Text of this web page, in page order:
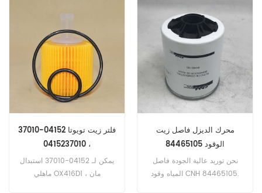
Donaldson P550162. الجزء
رقم: 129150-35152 ،
12915035152 اسم القطع: فلتر
الزيت العلامة التجارية: يانمار
دونالدسون P550460. رقم
الجزء: 33661 اسم القطع: فلتر
الوقود العلامة التجارية: WIX
فلتر زيت تويوتا 04152-37010
، 0415237010
يمكن لـ 04152-37010 استبدال
ماهلي OX416D1 ، مان
محرك الديزل فاصل زيت
الوقود 84465105
نحن توريد عالية الجودة فاصل
المياه وقود CNH 84465105.